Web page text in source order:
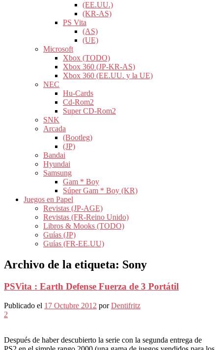
(EE.UU.)
(KR-AS)
PS Vita
(AS)
(UE)
Microsoft
Xbox (TODO)
Xbox 360 (JP-KR-AS)
Xbox 360 (EE.UU. y la UE)
NEC
Hu-Cards
Cd-Rom2
Super CD-Rom2
SNK
Arcada
(Bootleg)
(JP)
Bandai
Hyundai
Samsung
Gam * Boy
Súper Gam * Boy (KR)
Juegos en Papel
Revistas (JP-AGE)
Revistas (FR-Reino Unido)
Libros & Mooks (TODO)
Guías (JP)
Guías (FR-EE.UU)
Archivo de la etiqueta: Sony
PSVita : Earth Defense Fuerza de 3 Portátil
Publicado el 17 Octubre 2012 porDentifritz
2
Después de haber descubierto la serie con la segunda entrega de